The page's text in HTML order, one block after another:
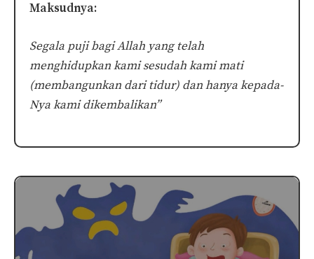
Maksudnya:
Segala puji bagi Allah yang telah
menghidupkan kami sesudah kami mati
(membangunkan dari tidur) dan hanya kepada-
Nya kami dikembalikan”